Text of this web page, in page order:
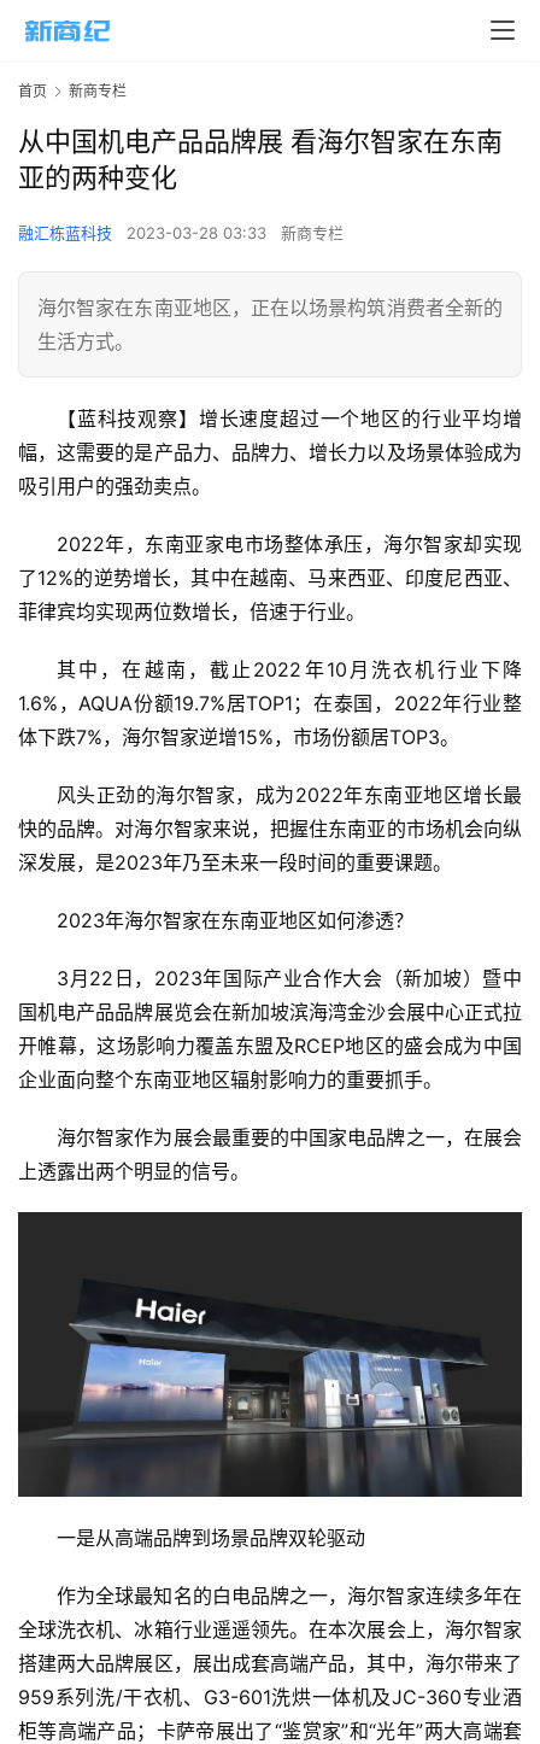
首页 新商专栏
从中国机电产品品牌展 看海尔智家在东南
亚的两种变化
融汇栋蓝科技 2023-03-28 03:33 新商专栏
海尔智家在东南亚地区，正在以场景构筑消费者全新的
生活方式。
【蓝科技观察】增长速度超过一个地区的行业平均增
幅，这需要的是产品力、品牌力、增长力以及场景体验成为
吸引用户的强劲卖点。
2022年，东南亚家电市场整体承压，海尔智家却实现
了12%的逆势增长，其中在越南、马来西亚、印度尼西亚、
菲律宾均实现两位数增长，倍速于行业。
其中，在越南，截止2022年10月洗衣机行业下降
1.6%，AQUA份额19.7%居TOP1；在泰国，2022年行业整
体下跌7%，海尔智家逆增15%，市场份额居TOP3。
风头正劲的海尔智家，成为2022年东南亚地区增长最
快的品牌。对海尔智家来说，把握住东南亚的市场机会向纵
深发展，是2023年乃至未来一段时间的重要课题。
2023年海尔智家在东南亚地区如何渗透？
3月22日，2023年国际产业合作大会（新加坡）暨中
国机电产品品牌展览会在新加坡滨海湾金沙会展中心正式拉
开帷幕，这场影响力覆盖东盟及RCEP地区的盛会成为中国
企业面向整个东南亚地区辐射影响力的重要抓手。
海尔智家作为展会最重要的中国家电品牌之一，在展会
上透露出两个明显的信号。
一是从高端品牌到场景品牌双轮驱动
作为全球最知名的白电品牌之一，海尔智家连续多年在
全球洗衣机、冰箱行业遥遥领先。在本次展会上，海尔智家
搭建两大品牌展区，展出成套高端产品，其中，海尔带来了
959系列洗/干衣机、G3-601洗烘一体机及JC-360专业酒
柜等高端产品；卡萨帝展出了“鉴赏家”和“光年”两大高端套